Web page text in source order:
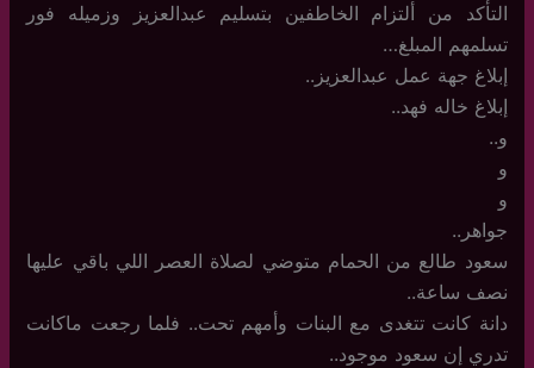
التأكد من ألتزام الخاطفين بتسليم عبدالعزيز وزميله فور
تسلمهم المبلغ…
إبلاغ جهة عمل عبدالعزيز..
إبلاغ خاله فهد..
و..
و
و
جواهر..
سعود طالع من الحمام متوضي لصلاة العصر اللي باقي عليها
نصف ساعة..
دانة كانت تتغدى مع البنات وأمهم تحت.. فلما رجعت ماكانت
تدري إن سعود موجود..